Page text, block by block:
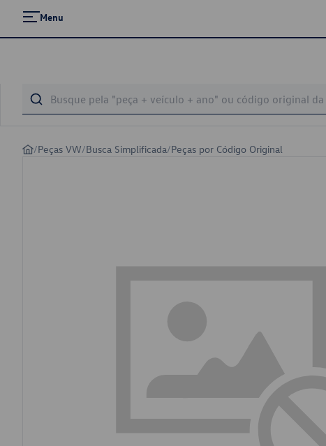
Menu
/Peças VW/Busca Simplificada/Peças por Código Original